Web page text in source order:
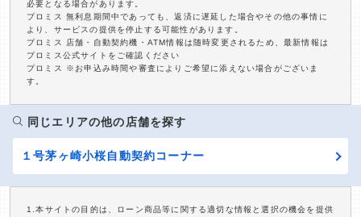
必要となる場合があります。
プロミス 無利息期間中であっても、返済に遅延した場合やその他の事情に
より、サービスの提供を停止する可能性があります。
プロミス 店舗・自動契約機・ATM情報は随時変更されるため、最新情報は
プロミス公式サイトをご確認ください
プロミス ※お申込み時間や審査によりご希望に添えない場合がございま
す。
同じエリアの他の店舗を探す
１号茅ヶ崎小桜自動契約コーナー
1.本サイトの目的は、ローン商品等に関する適切な情報と選択の機会を提供